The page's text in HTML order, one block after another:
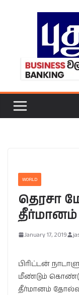
WORLD
தெரசா
தீர்மானம்
January 17, 2019
பிரிட்டன்
மீண்டும்
தீர்மானம்